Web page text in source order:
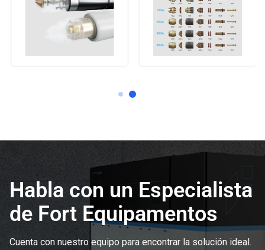
Habla con un Especialista
de Fort Equipamentos
Cuenta con nuestro equipo para encontrar la solución ideal.